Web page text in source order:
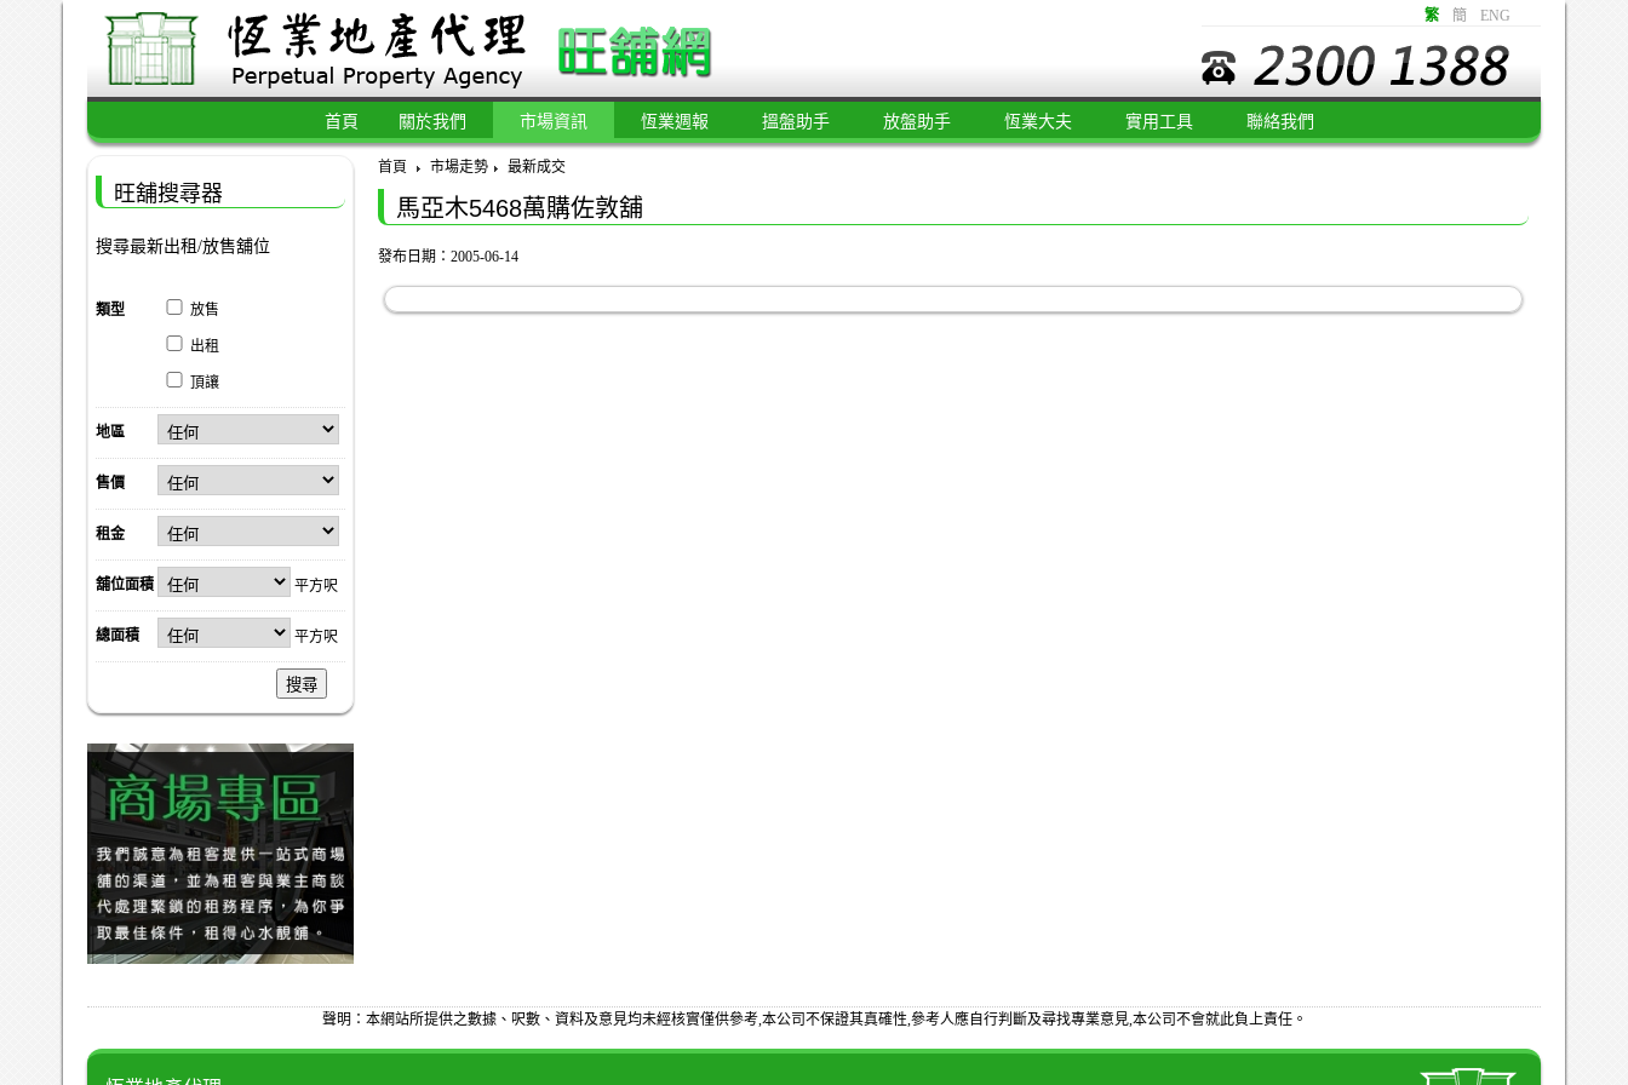
繁 簡 ENG
首頁 關於我們 市場資訊 恆業週報 搵盤助手 放盤助手 恆業大夫 實用工具 聯絡我們
首頁 市場走勢 最新成交
馬亞木5468萬購佐敦舖
發布日期：2005-06-14
旺舖搜尋器
搜尋最新出租/放售舖位
類型 放售
出租
頂讓
地區
售價
租金
舖位面積 平方呎
總面積 平方呎
搜尋
聲明：本網站所提供之數據、呎數、資料及意見均未經核實僅供參考,本公司不保證其真確性,參考人應自行判斷及尋找專業意見,本公司不會就此負上責任。